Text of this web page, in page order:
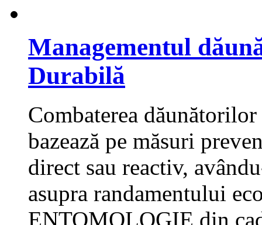
Managementul
Durabilă
Combaterea
bazează pe măsuri
direct sau reactiv,
asupra randamentului
ENTOMOLOGIE din